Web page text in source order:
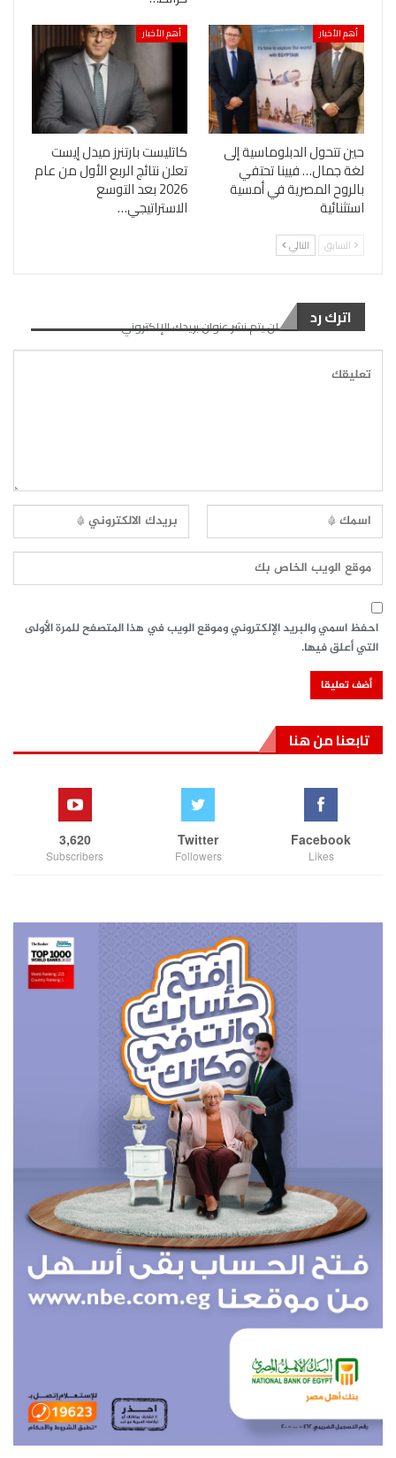
أهم الأخبار
حين تتحول الدبلوماسية إلى
لغة جمال… فيينا تحتفي
بالروح المصرية في أمسية
استثنائية
أهم الأخبار
كاتليست بارتنرز ميدل إيست
تعلن نتائج الربع الأول من عام
2026 بعد التوسع
الاستراتيجي…
السابق التالي
اترك رد لن يتم نشر عنوان بريدك الإلكتروني.
احفظ اسمي والبريد الإلكتروني وموقع الويب في هذا المتصفح للمرة الأولى
التي أعلق فيها.
تابعنا من هنا
Facebook
Likes
Twitter
Followers
3,620
Subscribers